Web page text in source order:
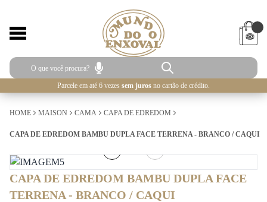
Parcele em até 6 vezes sem juros no cartão de crédito.
HOME MAISON CAMA CAPA DE EDREDOM
CAPA DE EDREDOM BAMBU DUPLA FACE TERRENA - BRANCO / CAQUI
CAPA DE EDREDOM BAMBU DUPLA FACE
TERRENA - BRANCO / CAQUI